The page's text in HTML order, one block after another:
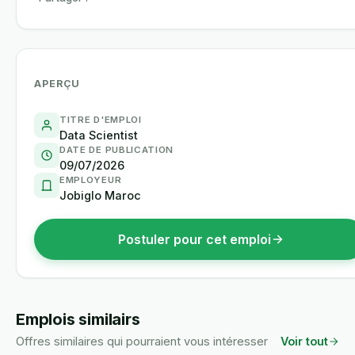
APERÇU
TITRE D'EMPLOI
Data Scientist
DATE DE PUBLICATION
09/07/2026
EMPLOYEUR
Jobiglo Maroc
Postuler pour cet emploi
Emplois similairs
Offres similaires qui pourraient vous intéresser Voir tout